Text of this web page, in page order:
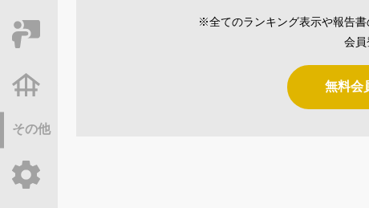
その他
※全てのランキング表示や報告書
会員
無料会